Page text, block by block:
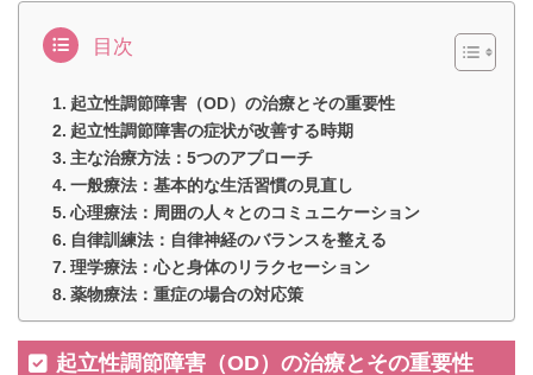
目次
起立性調節障害（OD）の治療とその重要性
起立性調節障害の症状が改善する時期
主な治療方法：5つのアプローチ
一般療法：基本的な生活習慣の見直し
心理療法：周囲の人々とのコミュニケーション
自律訓練法：自律神経のバランスを整える
理学療法：心と身体のリラクセーション
薬物療法：重症の場合の対応策
起立性調節障害（OD）の治療とその重要性